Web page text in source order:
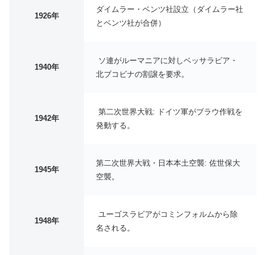
1926年
ダイムラー・ベンツ社設立（ダイムラー社
とベンツ社が合併）
1940年
ソ連がルーマニアに対しベッサラビア・
北ブコビナの割譲を要求。
1942年
第二次世界大戦: ドイツ軍がブラウ作戦を
発動する。
1945年
第二次世界大戦・日本本土空襲: 佐世保大
空襲。
1948年
ユーゴスラビアがコミンフォルムから除
名される。